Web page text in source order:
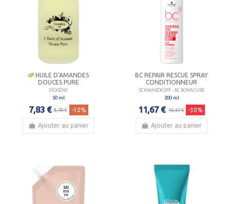
HUILE D'AMANDES
DOUCES PURE
DIOGÈNE
50 ml
7,83 € 8,70 € -10%
Ajouter au panier
BC REPAIR RESCUE SPRAY
CONDITIONNEUR
SCHWARZKOPF - BC BONACURE
200 ml
11,67 € 16,67 € -30%
Ajouter au panier